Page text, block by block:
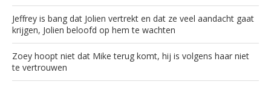
Jeffrey is bang dat Jolien vertrekt en dat ze veel aandacht gaat
krijgen, Jolien beloofd op hem te wachten
Zoey hoopt niet dat Mike terug komt, hij is volgens haar niet
te vertrouwen